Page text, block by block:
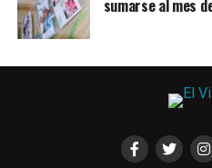
sumarse al mes